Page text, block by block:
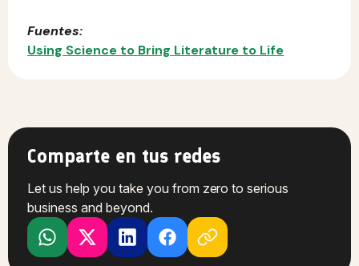
Fuentes:
Using Science to Bring Literature to Life
Comparte en tus redes
Let us help you take you from zero to serious
business and beyond.